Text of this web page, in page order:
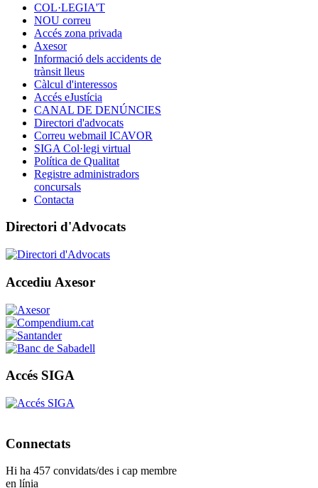
COL·LEGIA'T
NOU correu
Accés zona privada
Axesor
Informació dels accidents de
trànsit lleus
Càlcul d'interessos
Accés eJustícia
CANAL DE DENÚNCIES
Directori d'advocats
Correu webmail ICAVOR
SIGA Col·legi virtual
Política de Qualitat
Registre administradors
concursals
Contacta
Directori d'Advocats
Accediu Axesor
Accés SIGA
Connectats
Hi ha 457 convidats/des i cap membre
en línia